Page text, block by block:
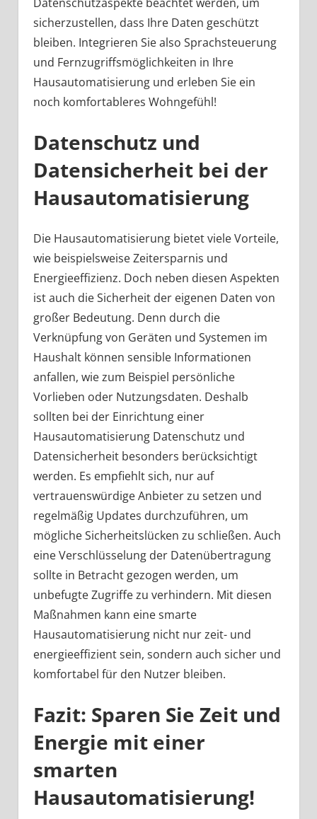
sicherzustellen, dass Ihre Daten geschützt
bleiben. Integrieren Sie also Sprachsteuerung
und Fernzugriffsmöglichkeiten in Ihre
Hausautomatisierung und erleben Sie ein
noch komfortableres Wohngefühl!
Datenschutz und
Datensicherheit bei der
Hausautomatisierung
Die Hausautomatisierung bietet viele Vorteile,
wie beispielsweise Zeitersparnis und
Energieeffizienz. Doch neben diesen Aspekten
ist auch die Sicherheit der eigenen Daten von
großer Bedeutung. Denn durch die
Verknüpfung von Geräten und Systemen im
Haushalt können sensible Informationen
anfallen, wie zum Beispiel persönliche
Vorlieben oder Nutzungsdaten. Deshalb
sollten bei der Einrichtung einer
Hausautomatisierung Datenschutz und
Datensicherheit besonders berücksichtigt
werden. Es empfiehlt sich, nur auf
vertrauenswürdige Anbieter zu setzen und
regelmäßig Updates durchzuführen, um
mögliche Sicherheitslücken zu schließen. Auch
eine Verschlüsselung der Datenübertragung
sollte in Betracht gezogen werden, um
unbefugte Zugriffe zu verhindern. Mit diesen
Maßnahmen kann eine smarte
Hausautomatisierung nicht nur zeit- und
energieeffizient sein, sondern auch sicher und
komfortabel für den Nutzer bleiben.
Fazit: Sparen Sie Zeit und
Energie mit einer
smarten
Hausautomatisierung!